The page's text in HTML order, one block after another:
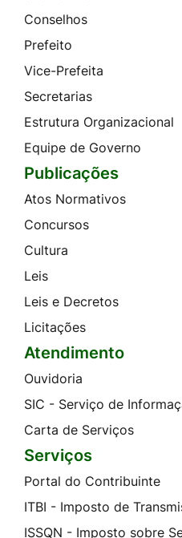
Conselhos
Prefeito
Vice-Prefeita
Secretarias
Estrutura Organizacional
Equipe de Governo
Publicações
Atos Normativos
Concursos
Cultura
Leis
Leis e Decretos
Licitações
Atendimento
Ouvidoria
SIC - Serviço de
Carta de Serviços
Serviços
Portal do Contribuinte
ITBI - Imposto de
ISSQN - Imposto sobre